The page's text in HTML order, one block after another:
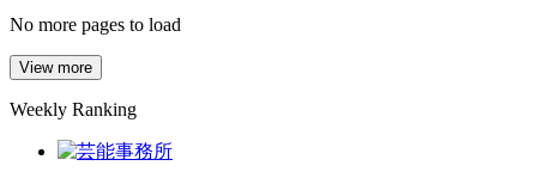
No more pages to load
View more
Weekly Ranking